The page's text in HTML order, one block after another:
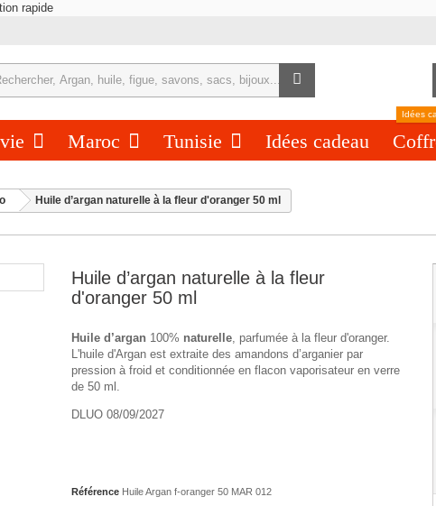
Maroc Tunisie Idées cadeau
Idées
Huile d’argan naturelle à la fleur d'oranger 50 ml
Huile d’argan naturelle à la fleur
d'oranger 50 ml
Huile d’argan 100% naturelle, parfumée à la fleur d'oranger.
L'huile d'Argan est extraite des amandons d’arganier par
pression à froid et conditionnée en flacon vaporisateur en verre
de 50 ml.
DLUO 08/09/2027
Référence Huile Argan f-oranger 50 MAR 012